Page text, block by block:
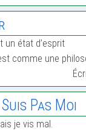
un état d’esprit
comme une
Pas Moi
je vis mal.